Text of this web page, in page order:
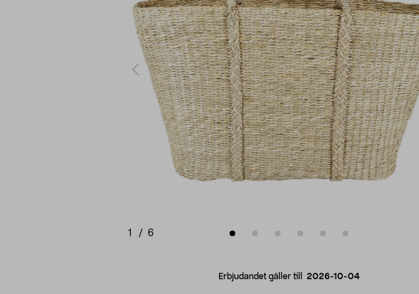
1 / 6
Erbjudandet gäller till 2026-10-04